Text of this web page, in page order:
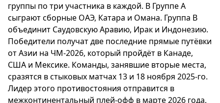
группы по три участника в каждой. В Группе A
сыграют сборные ОАЭ, Катара и Омана. Группа B
объединит Саудовскую Аравию, Ирак и Индонезию.
Победители получат две последние прямые путёвки
от Азии на ЧМ-2026, который пройдёт в Канаде,
США и Мексике. Команды, занявшие вторые места,
сразятся в стыковых матчах 13 и 18 ноября 2025-го.
Лидер этого противостояния отправится в
межконтинентальный плей-офф в марте 2026 года,